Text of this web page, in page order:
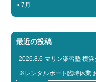
« 7月
最近の投稿
2026.8.6 マリン楽習塾 横
※レンタルボート臨時休業